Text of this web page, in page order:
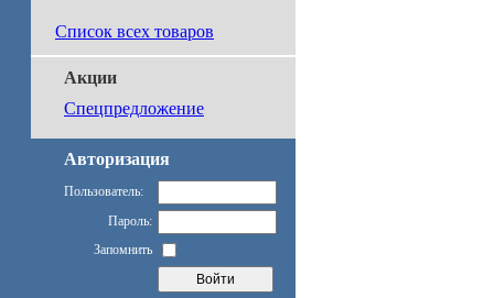
Список всех товаров
Акции
Спецпредложение
Авторизация
Пользователь:
Пароль:
Запомнить